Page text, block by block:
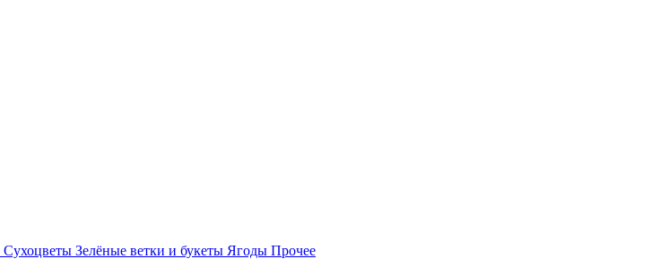
Сухоцветы Зелёные ветки и букеты Ягоды Прочее